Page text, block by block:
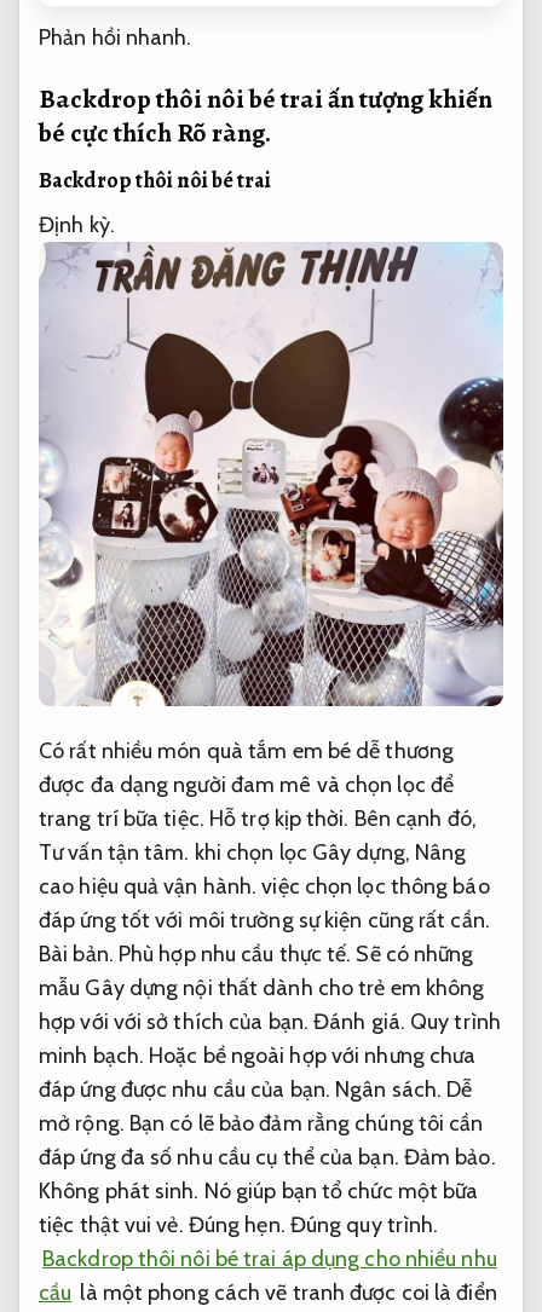
Phản hồi nhanh.
Backdrop thôi nôi bé trai ấn tượng khiến
bé cực thíchRõ ràng.
Backdrop thôi nôi bé trai
Định kỳ.
Có rất nhiều món quà tắm em bé dễ thương
được đa dạng người đam mê và chọn lọc để
trang trí bữa tiệc. Hỗ trợ kịp thời. Bên cạnh đó,
Tư vấn tận tâm. khi chọn lọc Gây dựng, Nâng
cao hiệu quả vận hành. việc chọn lọc thông báo
đáp ứng tốt với môi trường sự kiện cũng rất cần.
Bài bản. Phù hợp nhu cầu thực tế. Sẽ có những
mẫu Gây dựng nội thất dành cho trẻ em không
hợp với với sở thích của bạn. Đánh giá. Quy trình
minh bạch. Hoặc bề ngoài hợp với nhưng chưa
đáp ứng được nhu cầu của bạn. Ngân sách. Dễ
mở rộng. Bạn có lẽ bảo đảm rằng chúng tôi cần
đáp ứng đa số nhu cầu cụ thể của bạn. Đảm bảo.
Không phát sinh. Nó giúp bạn tổ chức một bữa
tiệc thật vui vẻ. Đúng hẹn. Đúng quy trình.
Backdrop thôi nôi bé trai áp dụng cho nhiều nhu
cầu là một phong cách vẽ tranh được coi là điển